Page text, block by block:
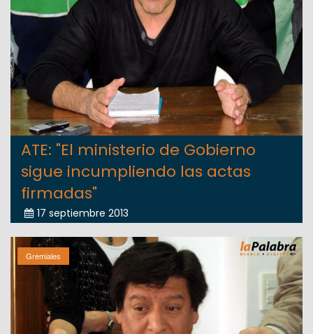
ATE: "El ministerio de Gobierno
sigue incumpliendo las actas
firmadas"
17 septiembre 2013
Gremiales